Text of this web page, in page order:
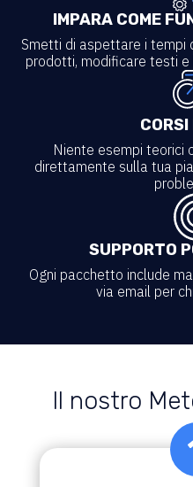
IMPARA COME
Smetti di aspettare i tempi
prodotti, modificare testi
Niente esempi teorici
direttamente sulla tua
SUPPORTO
Ogni pacchetto include
via email per
Il nostro